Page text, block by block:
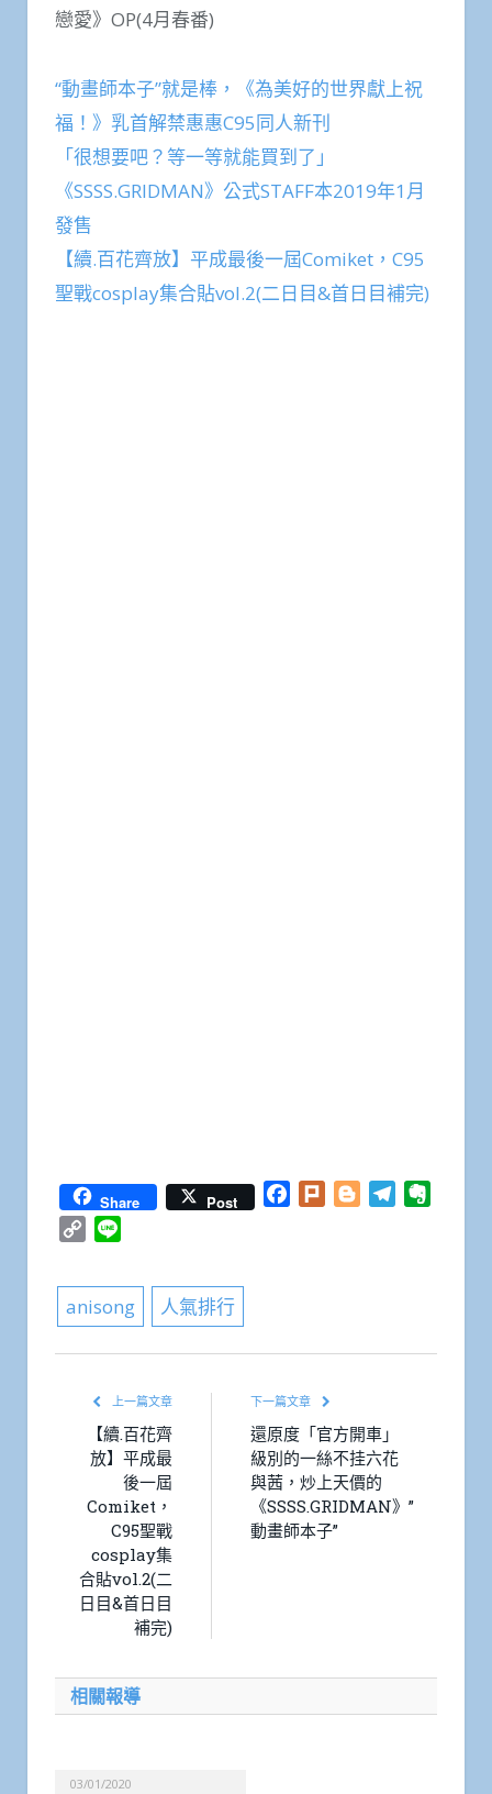
戀愛》OP(4月春番)
“動畫師本子”就是棒，《為美好的世界獻上祝
福！》乳首解禁惠惠C95同人新刊
「很想要吧？等一等就能買到了」
《SSSS.GRIDMAN》公式STAFF本2019年1月
發售
【續.百花齊放】平成最後一屆Comiket，C95
聖戰cosplay集合貼vol.2(二日目&首日目補完)
Share Post Facebook
Plurk BloggerTelegram
Copy
anisong 人氣排行
上一篇文章
【續.百花齊
放】平成最
後一屆
Comiket，
C95聖戰
cosplay集
合貼vol.2(二
日目&首日目
補完)
下一篇文章
還原度「官方開車」
級別的一絲不挂六花
與茜，炒上天價的
《SSSS.GRIDMAN》”
動畫師本子”
相關報導
03/01/2020